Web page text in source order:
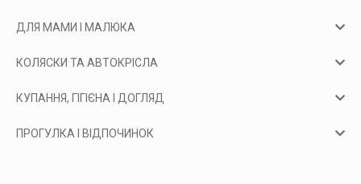
ДЛЯ МАМИ І МАЛЮКА
КОЛЯСКИ ТА АВТОКРІСЛА
КУПАННЯ, ГІГІЄНА І ДОГЛЯД
ПРОГУЛКА І ВІДПОЧИНОК